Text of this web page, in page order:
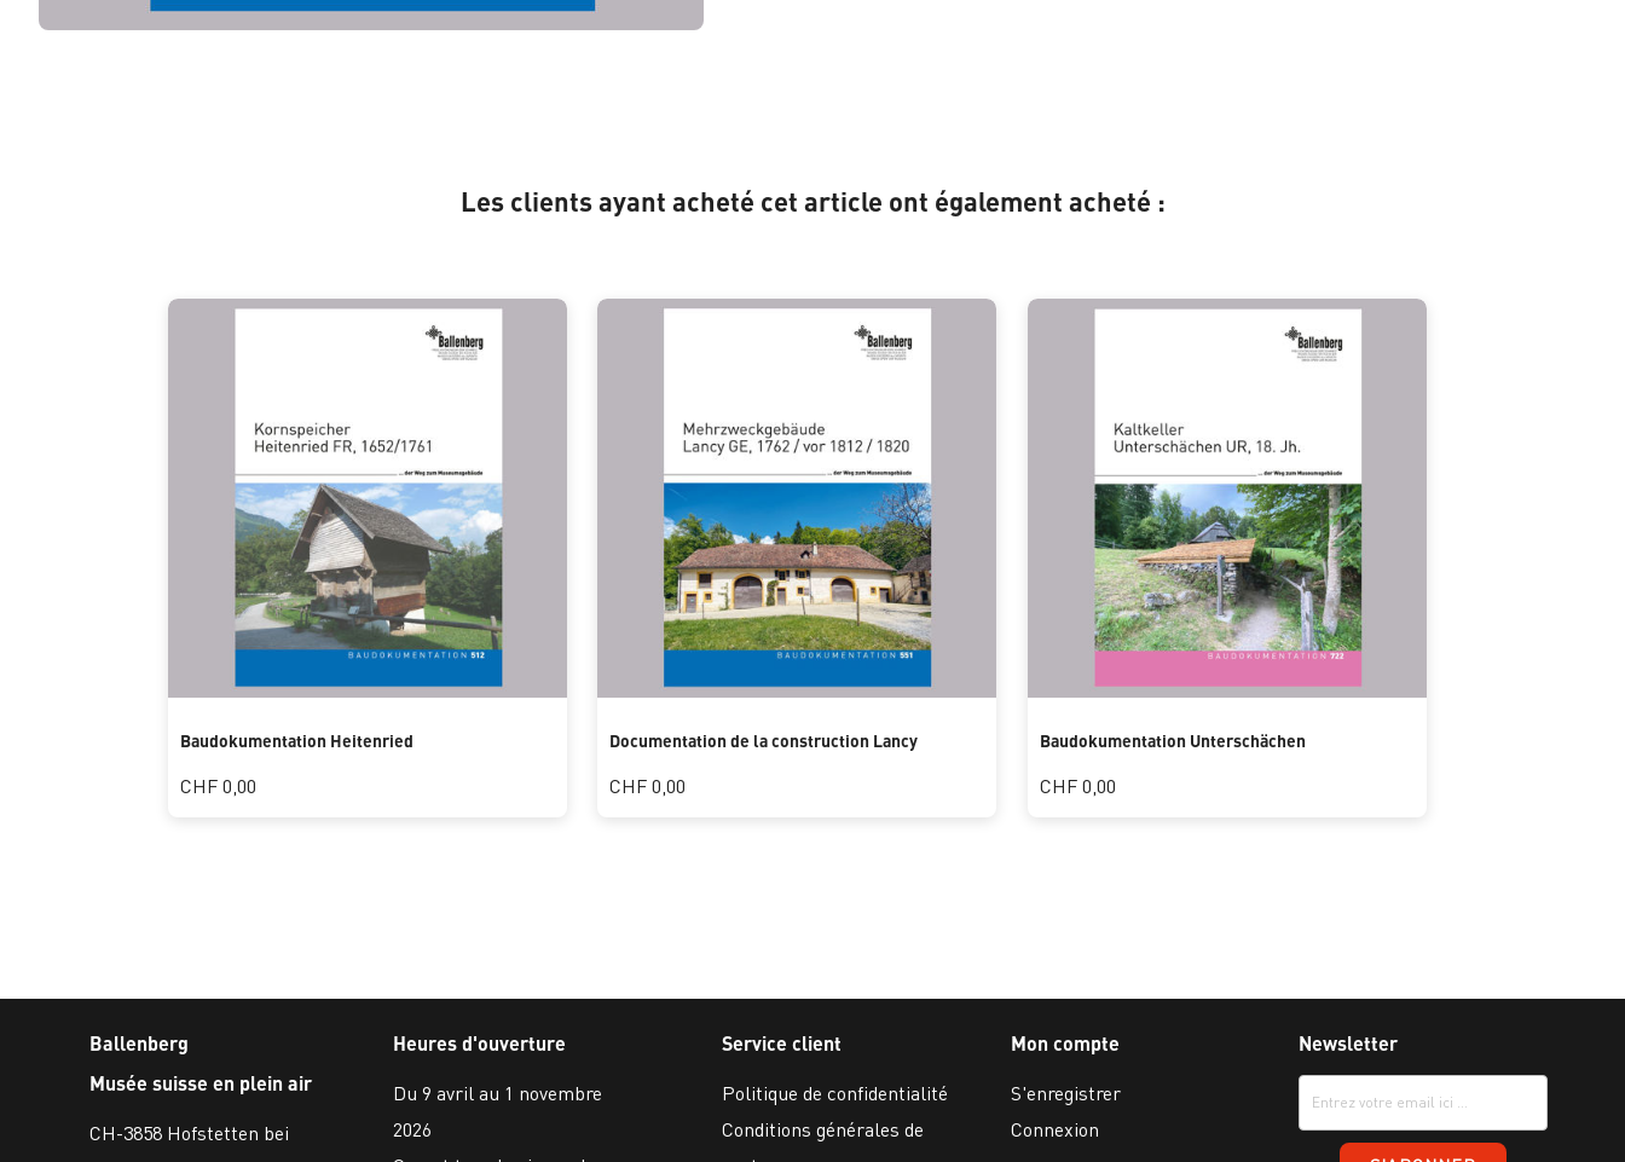
Les clients ayant acheté cet article ont également acheté :
Baudokumentation Heitenried
CHF 0,00
Documentation de la construction Lancy
CHF 0,00
Baudokumentation Unterschächen
CHF 0,00
Ballenberg
Musée suisse en plein air
CH-3858 Hofstetten bei
Heures d'ouverture
Du 9 avril au 1 novembre
2026
Service client
Politique de confidentialité
Conditions générales de
Mon compte
S'enregistrer
Connexion
Newsletter